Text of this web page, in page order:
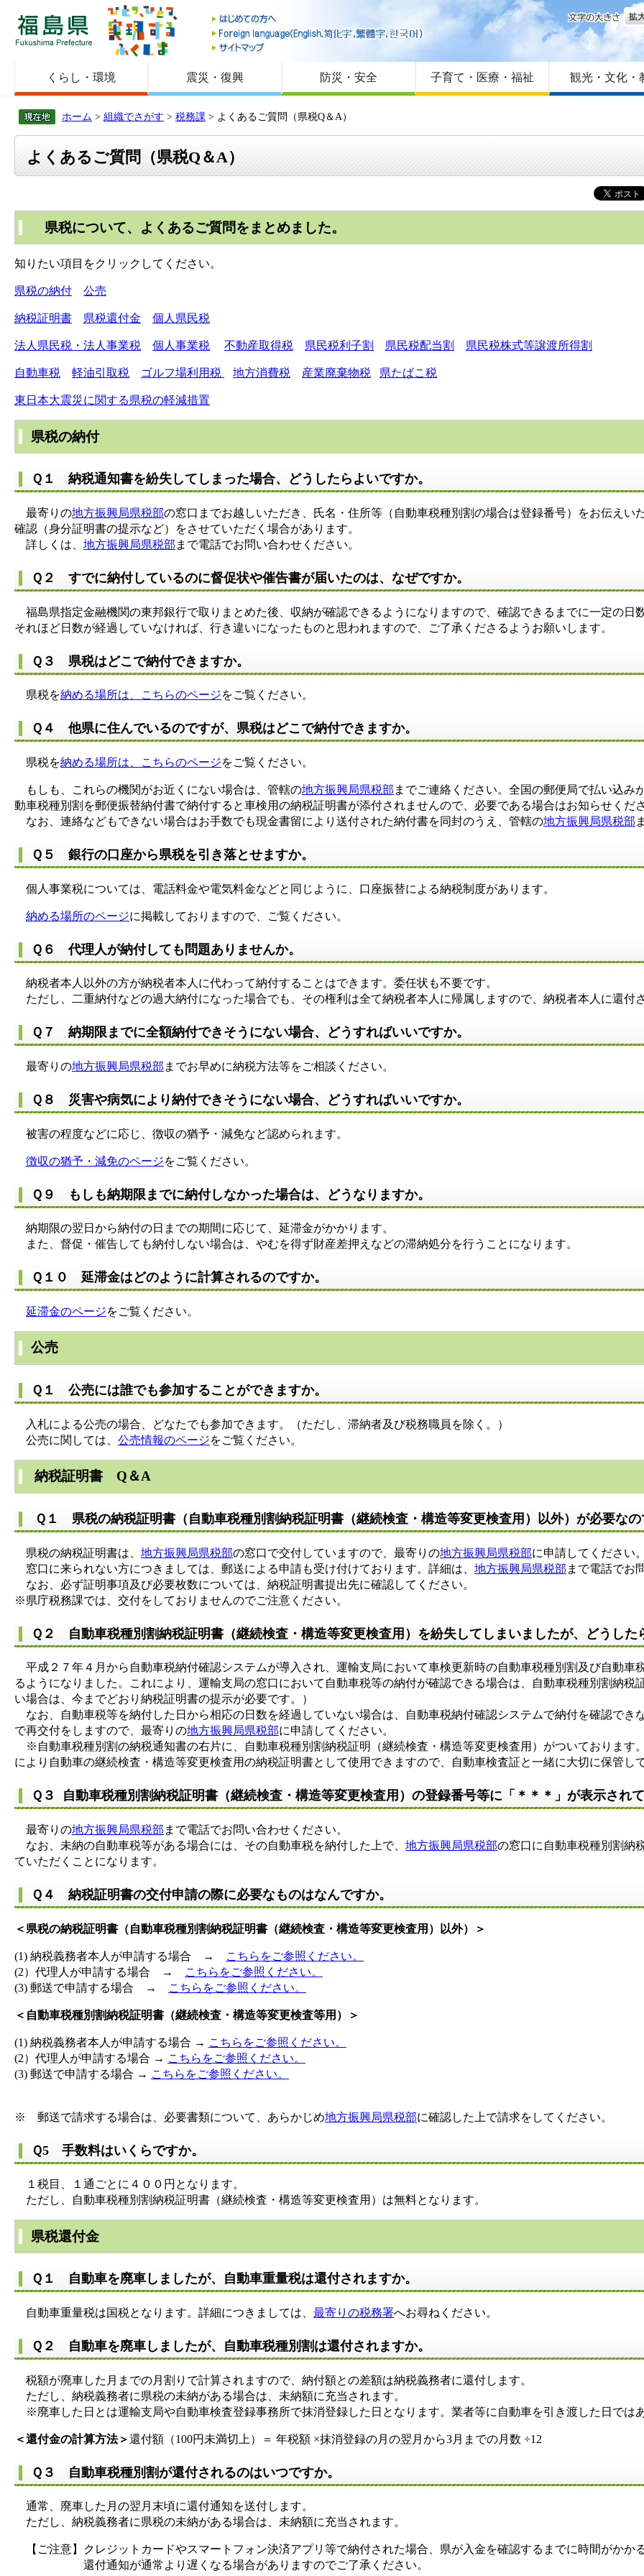
福島県
はじめての方へ
Foreign language
サイトマップ
文字
くらし・環境 震災・復興 防災・安全 子育て・医療・福祉 観光・文化・
ホーム > 組織でさがす > 税務課 > よくあるご質問（県税Q＆A）
よくあるご質問（県税Q＆A）
県税について、よくあるご質問をまとめました。
知りたい項目をクリックしてください。
県税の納付 公売
納税証明書 県税還付金 個人県民税
法人県民税・法人事業税 個人事業税 不動産取得税 県民税利子割 県民税配当割 県民税株式等譲渡所得割
自動車税 軽油引取税 ゴルフ場利用税 地方消費税 産業廃棄物税 県たばこ税
東日本大震災に関する県税の軽減措置
県税の納付
Ｑ１ 納税通知書を紛失してしまった場合、どうしたらよいですか。
最寄りの地方振興局県税部の窓口までお越しいただき、氏名・住所等（自動車税種別割の場合は登録番号）をお伝えい
確認（身分証明書の提示など）をさせていただく場合があります。
詳しくは、 地方振興局県税部 まで電話でお問い合わせください。
Ｑ２ すでに納付しているのに督促状や催告書が届いたのは、なぜですか。
福島県指定金融機関の東邦銀行で取りまとめた後、収納が確認できるようになりますので、確認できるまでに一定の日
それほど日数が経過していなければ、行き違いになったものと思われますので、ご了承くださるようお願いします。
Ｑ３ 県税はどこで納付できますか。
県税を納める場所は、こちらのページをご覧ください。
Ｑ４ 他県に住んでいるのですが、県税はどこで納付できますか。
県税を納める場所は、こちらのページをご覧ください。
もしも、これらの機関がお近くにない場合は、管轄の地方振興局県税部 までご連絡ください。全国の郵便局で払い込み
動車税種別割を郵便振替納付書で納付すると車検用の納税証明書が添付されませんので、必要である場合はお知らせくださ
なお、連絡などもできない場合はお手数でも現金書留により送付された納付書を同封のうえ、管轄の地方振興局県税部
Ｑ５ 銀行の口座から県税を引き落とせますか。
個人事業税については、電話料金や電気料金などと同じように、口座振替による納税制度があります。
納める場所のページに掲載しておりますので、ご覧ください。
Ｑ６ 代理人が納付しても問題ありませんか。
納税者本人以外の方が納税者本人に代わって納付することはできます。委任状も不要です。
ただし、二重納付などの過大納付になった場合でも、その権利は全て納税者本人に帰属しますので、納税者本人に還付さ
Ｑ７ 納期限までに全額納付できそうにない場合、どうすればいいですか。
最寄りの地方振興局県税部 までお早めに納税方法等をご相談ください。
Ｑ８ 災害や病気により納付できそうにない場合、どうすればいいですか。
被害の程度などに応じ、徴収の猶予・減免など認められます。
徴収の猶予・減免のページをご覧ください。
Ｑ９ もしも納期限までに納付しなかった場合は、どうなりますか。
納期限の翌日から納付の日までの期間に応じて、延滞金がかかります。
また、督促・催告しても納付しない場合は、やむを得ず財産差押えなどの滞納処分を行うことになります。
Ｑ１０ 延滞金はどのように計算されるのですか。
延滞金のページをご覧ください。
公売
Ｑ１ 公売には誰でも参加することができますか。
入札による公売の場合、どなたでも参加できます。（ただし、滞納者及び税務職員を除く。）
公売に関しては、 公売情報のページをご覧ください。
納税証明書 Q＆A
Ｑ１ 県税の納税証明書（自動車税種別割納税証明書（継続検査・構造等変更検査用）以外）が必要なの
県税の納税証明書は、 地方振興局県税部の窓口で交付していますので、最寄りの地方振興局県税部に申請してください。
窓口に来られない方につきましては、郵送による申請も受け付けております。詳細は、 地方振興局県税部 まで電話でお
なお、必ず証明事項及び必要枚数については、納税証明書提出先に確認してください。
※県庁税務課では、交付をしておりませんのでご注意ください。
Ｑ２ 自動車税種別割納税証明書（継続検査・構造等変更検査用）を紛失してしまいましたが、どうした
平成２７年４月から自動車税納付確認システムが導入され、運輸支局において車検更新時の自動車税種別割及び自動車
るようになりました。これにより、運輸支局の窓口において自動車税等の納付が確認できる場合は、自動車税種別割納
い場合は、今までどおり納税証明書の提示が必要です。）
なお、自動車税等を納付した日から相応の日数を経過していない場合は、自動車税納付確認システムで納付を確認でき
で再交付をしますので、最寄りの地方振興局県税部に申請してください。
※自動車税種別割の納税通知書の右片に、自動車税種別割納税証明（継続検査・構造等変更検査用）がついております
により自動車の継続検査・構造等変更検査用の納税証明書として使用できますので、自動車検査証と一緒に大切に保管し
Ｑ３ 自動車税種別割納税証明書（継続検査・構造等変更検査用）の登録番号等に「＊＊＊」が表示され
最寄りの地方振興局県税部 まで電話でお問い合わせください。
なお、未納の自動車税等がある場合には、その自動車税を納付した上で、 地方振興局県税部の窓口に自動車税種別割納
ていただくことになります。
Ｑ４ 納税証明書の交付申請の際に必要なものはなんですか。
＜県税の納税証明書（自動車税種別割納税証明書（継続検査・構造等変更検査用）以外）＞
(1) 納税義務者本人が申請する場合 →
こちらをご参照ください。
(2）代理人が申請する場合 →
こちらをご参照ください。
(3) 郵送で申請する場合 →
こちらをご参照ください。
＜自動車税種別割納税証明書（継続検査・構造等変更検査等用）＞
(1) 納税義務者本人が申請する場合 → こちらをご参照ください。
(2）代理人が申請する場合 → こちらをご参照ください。
(3) 郵送で申請する場合 → こちらをご参照ください。
※ 郵送で請求する場合は、必要書類について、あらかじめ地方振興局県税部に確認した上で請求をしてください。
Ｑ5 手数料はいくらですか。
１税目、１通ごとに４００円となります。
ただし、自動車税種別割納税証明書（継続検査・構造等変更検査用）は無料となります。
県税還付金
Ｑ１ 自動車を廃車しましたが、自動車重量税は還付されますか。
自動車重量税は国税となります。詳細につきましては、 最寄りの税務署へお尋ねください。
Ｑ２ 自動車を廃車しましたが、自動車税種別割は還付されますか。
税額が廃車した月までの月割りで計算されますので、納付額との差額は納税義務者に還付します。
ただし、納税義務者に県税の未納がある場合は、未納額に充当されます。
※廃車した日とは運輸支局や自動車検査登録事務所で抹消登録した日となります。業者等に自動車を引き渡した日では
＜還付金の計算方法＞還付額（100円未満切上）＝ 年税額 ×抹消登録の月の翌月から3月までの月数 ÷12
Ｑ３ 自動車税種別割が還付されるのはいつですか。
通常、廃車した月の翌月末頃に還付通知を送付します。
ただし、納税義務者に県税の未納がある場合は、未納額に充当されます。
【ご注意】クレジットカードやスマートフォン決済アプリ等で納付された場合、県が入金を確認するまでに時間がかかる
還付通知が通常より遅くなる場合がありますのでご了承ください。